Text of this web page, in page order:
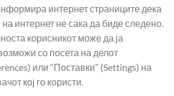
интернет страниците дека
интернет не сака да биде следено.
корисникот може да ја
со посета на делот
или “Поставки” (Settings) на
кој го користи.